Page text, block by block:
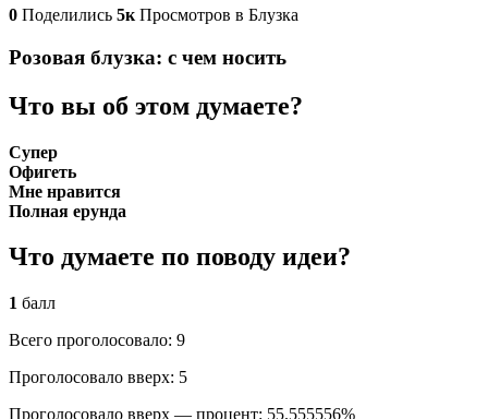
0 Поделились 5к Просмотров в Блузка
Розовая блузка: с чем носить
Что вы об этом думаете?
Супер
Офигеть
Мне нравится
Полная ерунда
Что думаете по поводу идеи?
1 балл
Всего проголосовало: 9
Проголосовало вверх: 5
Проголосовало вверх — процент: 55.555556%